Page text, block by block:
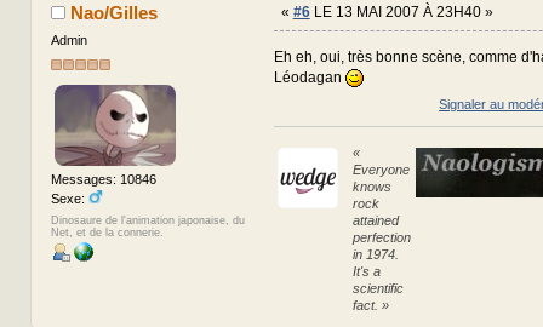
Nao/Gilles
Admin
Messages: 10846
Sexe:
Dinosaure de l'animation japonaise, du
Net, et de la connerie.
« #6LE 13 MAI 2007 À 23H40 »
Eh eh, oui, très bonne scène, comme
Léodagan
Signaler au
«
Everyone
knows
rock
attained
perfection
in 1974.
It's a
scientific
fact. »